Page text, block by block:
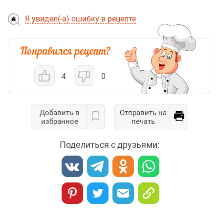
Я увидел(-а) ошибку в рецепте
4 0
Добавить в
избранное
Отправить на
печать
Поделиться с друзьями: